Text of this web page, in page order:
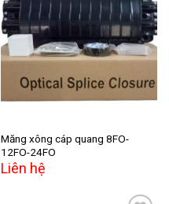
Add to
wishlist
Măng xông cáp quang 8FO-
12FO-24FO
Liên hệ